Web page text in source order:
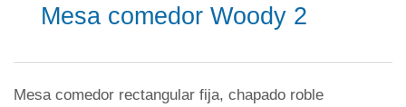
Mesa comedor Woody 2
Mesa comedor rectangular fija, chapado roble